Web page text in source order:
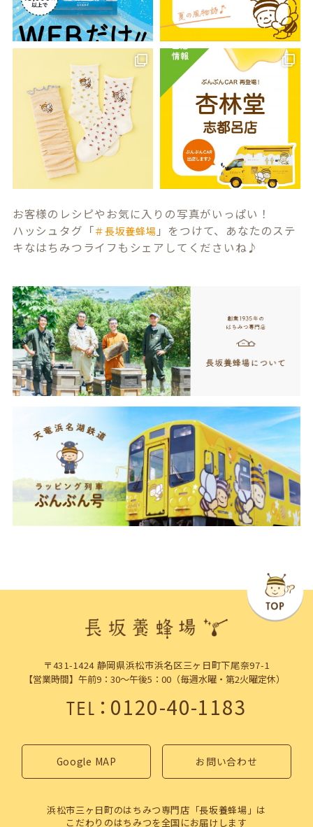
お客様のレシピやお気に入りの写真がいっぱい！
ハッシュタグ「＃長坂養蜂場 」をつけて、あなたのステ
キなはちみつライフもシェアしてくださいね♪
〒431-1424 静岡県浜松市浜名区三ヶ日町下尾奈97-1
【営業時間】午前9：30～午後5：00（毎週水曜・第2火曜定休）
TEL：0120-40-1183
Google MAP お問い合わせ
浜松市三ヶ日町のはちみつ専門店「長坂養蜂場」は
こだわりのはちみつを全国にお届けします